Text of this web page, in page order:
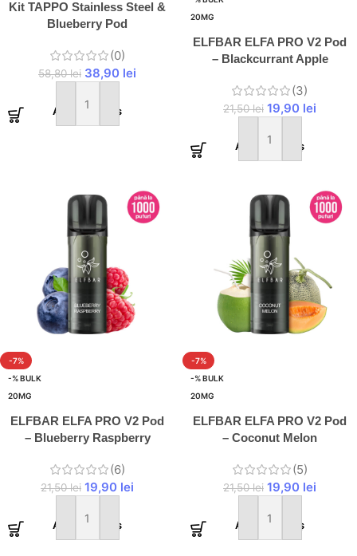
Kit TAPPO Stainless Steel &
Blueberry Pod
(0)
58,80lei 38,90 lei
Adaugă în coș
20MG
ELFBAR ELFA PRO V2 Pod
– Blackcurrant Apple
(3)
21,50lei 19,90 lei
Adaugă în coș
-7%
-% BULK
20MG
ELFBAR ELFA PRO V2 Pod
– Blueberry Raspberry
(6)
21,50lei 19,90 lei
Adaugă în coș
-7%
-% BULK
20MG
ELFBAR ELFA PRO V2 Pod
– Coconut Melon
(5)
21,50lei 19,90 lei
Adaugă în coș